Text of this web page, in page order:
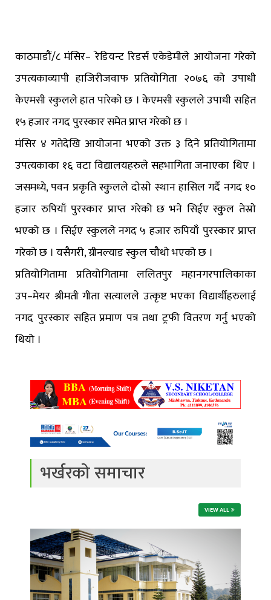
काठमाडौं/८ मंसिर– रेडियन्ट रिडर्स एकेडेमीले आयोजना गरेको
उपत्यकाव्यापी हाजिरीजवाफ प्रतियोगिता २०७६ को उपाधी
केएमसी स्कुलले हात पारेको छ । केएमसी स्कुलले उपाधी सहित
१५ हजार नगद पुरस्कार समेत प्राप्त गरेको छ ।
मंसिर ४ गतेदेखि आयोजना भएको उक्त ३ दिने प्रतियोगितामा
उपत्यकाका १६ वटा विद्यालयहरुले सहभागिता जनाएका थिए ।
जसमध्ये, पवन प्रकृति स्कुुलले दाेस्राे स्थान हासिल गर्दै नगद १०
हजार रुपियाँ पुरस्कार प्राप्त गरेको छ भने सिईए स्कुुल तेस्राे
भएको छ । सिईए स्कुलले नगद ५ हजार रुपियाँ पुरस्कार प्राप्त
गरेको छ । यसैगरी, ग्रीनल्याड स्कुल चौथो भएको छ ।
प्रतियोगितामा प्रतियोगितामा ललितपुर महानगरपालिकाका
उप–मेयर श्रीमती गीता सत्यालले उत्कृष्ट भएका विद्यार्थीहरुलाई
नगद पुरस्कार सहित प्रमाण पत्र तथा ट्रफी वितरण गर्नु भएको
थियो ।
भर्खरको समाचार
VIEW ALL